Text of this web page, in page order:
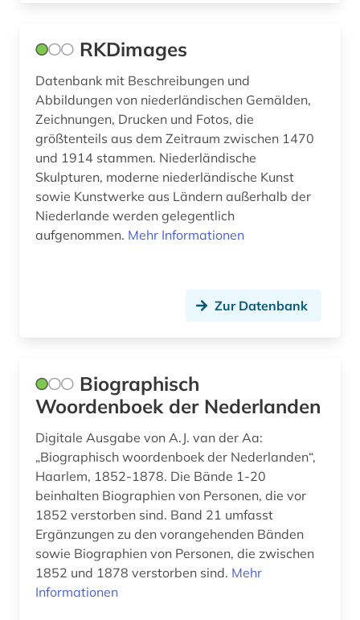
kulturerbe (3)
kunst (2)
kunstmuseum (1)
kunstzeitschrift (1)
kupferstich (1)
linguistik (1)
low countries studies (2)
luxemburg (4)
migration (1)
mittelalter (1)
RKDimages
Datenbank mit Beschreibungen und
Abbildungen von niederländischen Gemälden,
Zeichnungen, Drucken und Fotos, die
größtenteils aus dem Zeitraum zwischen 1470
und 1914 stammen. Niederländische
Skulpturen, moderne niederländische Kunst
sowie Kunstwerke aus Ländern außerhalb der
Niederlande werden gelegentlich
aufgenommen. Mehr Informationen
Zur Datenbank
Biographisch
Woordenboek der Nederlanden
Digitale Ausgabe von A.J. van der Aa:
„Biographisch woordenboek der Nederlanden“,
Haarlem, 1852-1878. Die Bände 1-20
beinhalten Biographien von Personen, die vor
1852 verstorben sind. Band 21 umfasst
Ergänzungen zu den vorangehenden Bänden
sowie Biographien von Personen, die zwischen
1852 und 1878 verstorben sind. Mehr
Informationen